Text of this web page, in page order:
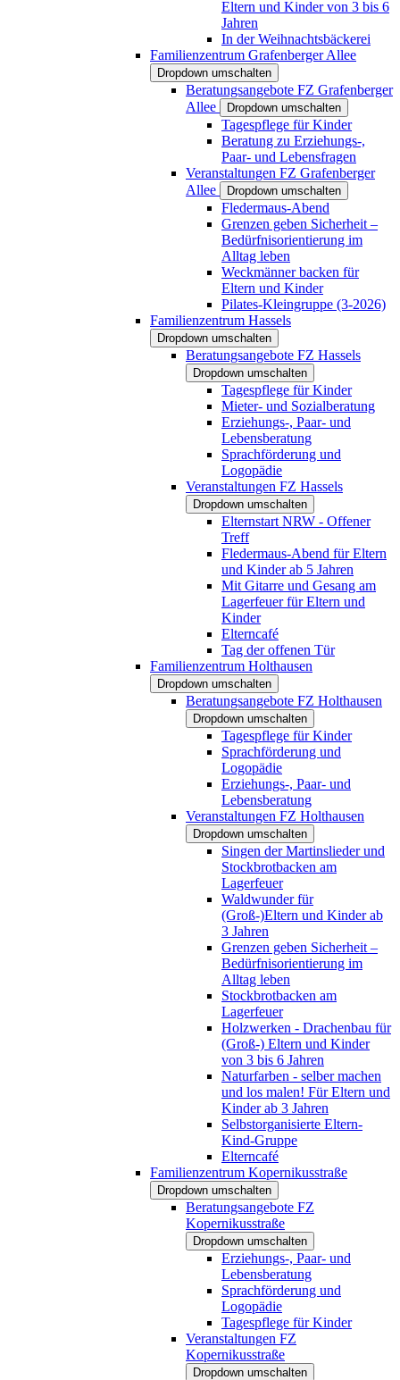
Eltern und Kinder von 3 bis 6
Jahren
In der Weihnachtsbäckerei
Familienzentrum Grafenberger Allee
Dropdown umschalten
Beratungsangebote FZ Grafenberger
Allee
Dropdown umschalten
Tagespflege für Kinder
Beratung zu Erziehungs-,
Paar- und Lebensfragen
Veranstaltungen FZ Grafenberger
Allee
Dropdown umschalten
Fledermaus-Abend
Grenzen geben Sicherheit –
Bedürfnisorientierung im
Alltag leben
Weckmänner backen für
Eltern und Kinder
Pilates-Kleingruppe (3-2026)
Familienzentrum Hassels
Dropdown umschalten
Beratungsangebote FZ Hassels
Dropdown umschalten
Tagespflege für Kinder
Mieter- und Sozialberatung
Erziehungs-, Paar- und
Lebensberatung
Sprachförderung und
Logopädie
Veranstaltungen FZ Hassels
Dropdown umschalten
Elternstart NRW - Offener
Treff
Fledermaus-Abend für Eltern
und Kinder ab 5 Jahren
Mit Gitarre und Gesang am
Lagerfeuer für Eltern und
Kinder
Elterncafé
Tag der offenen Tür
Familienzentrum Holthausen
Dropdown umschalten
Beratungsangebote FZ Holthausen
Dropdown umschalten
Tagespflege für Kinder
Sprachförderung und
Logopädie
Erziehungs-, Paar- und
Lebensberatung
Veranstaltungen FZ Holthausen
Dropdown umschalten
Singen der Martinslieder und
Stockbrotbacken am
Lagerfeuer
Waldwunder für
(Groß-)Eltern und Kinder ab
3 Jahren
Grenzen geben Sicherheit –
Bedürfnisorientierung im
Alltag leben
Stockbrotbacken am
Lagerfeuer
Holzwerken - Drachenbau für
(Groß-) Eltern und Kinder
von 3 bis 6 Jahren
Naturfarben - selber machen
und los malen! Für Eltern und
Kinder ab 3 Jahren
Selbstorganisierte Eltern-
Kind-Gruppe
Elterncafé
Familienzentrum Kopernikusstraße
Dropdown umschalten
Beratungsangebote FZ
Kopernikusstraße
Dropdown umschalten
Erziehungs-, Paar- und
Lebensberatung
Sprachförderung und
Logopädie
Tagespflege für Kinder
Veranstaltungen FZ
Kopernikusstraße
Dropdown umschalten